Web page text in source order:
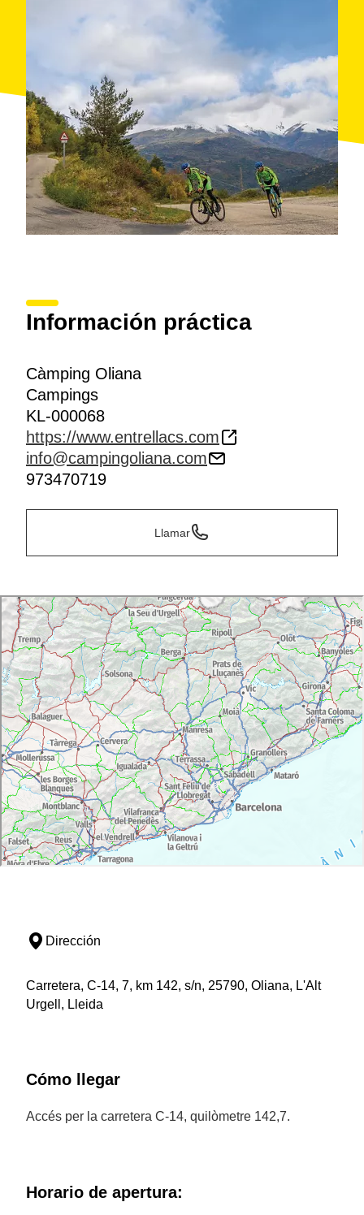
Información práctica
Càmping Oliana
Campings
KL-000068
https://www.entrellacs.com
info@campingoliana.com
973470719
Llamar
Dirección
Carretera, C-14, 7, km 142, s/n, 25790, Oliana, L'Alt
Urgell, Lleida
Cómo llegar
Accés per la carretera C-14, quilòmetre 142,7.
Horario de apertura: